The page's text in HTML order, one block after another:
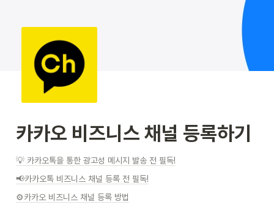
카카오 비즈니스 채널 등록하기
💡 카카오톡을 통한 광고성 메시지 발송 전 필독!
📢카카오톡 비즈니스 채널 등록 전 필독!
⚙️카카오 비즈니스 채널 등록 방법